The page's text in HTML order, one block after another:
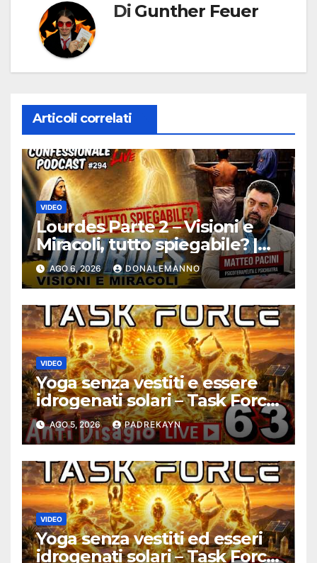
Di Gunther Feuer
Articoli correlati
VIDEO
Lourdes Parte 2 – Visioni e
Miracoli, tutto spiegabile? |
Debunking |
#ConfessionalePodcast 294
AGO 6, 2026 DONALEMANNO
VIDEO
Yoga senza vestiti e essere
idrogenati solari – Task Force
Antidisagio ep. 63
AGO 5, 2026 PADREKAYN
VIDEO
Yoga senza vestiti ed esseri
idrogenati solari – Task Force